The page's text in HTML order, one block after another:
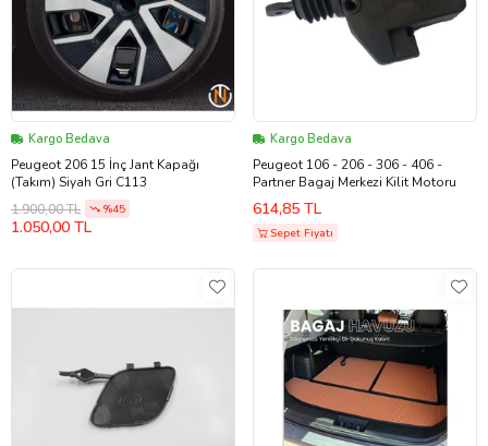
Kargo Bedava
Peugeot 206 15 İnç Jant Kapağı
(Takım) Siyah Gri C113
1.900,00 TL
%45
1.050,00 TL
Kargo Bedava
Peugeot 106 - 206 - 306 - 406 -
Partner Bagaj Merkezi Kilit Motoru
614,85 TL
Sepet Fiyatı